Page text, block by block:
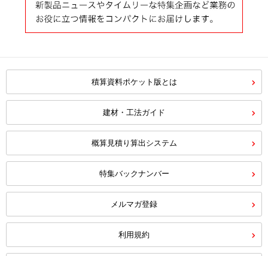
積算資料ポケット版とは
建材・工法ガイド
概算見積り算出システム
特集バックナンバー
メルマガ登録
利用規約